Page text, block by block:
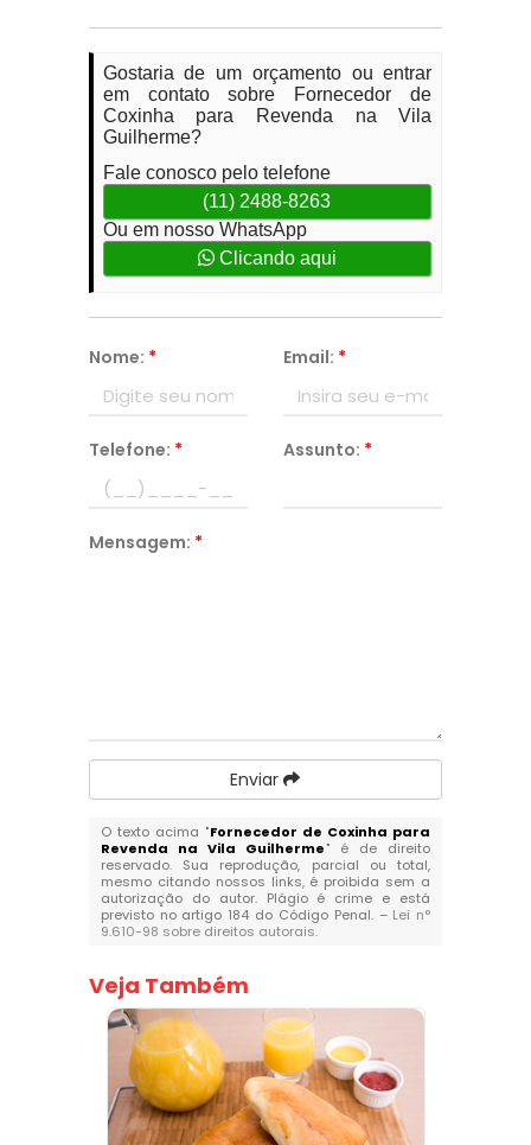
Gostaria de um orçamento ou entrar
em contato sobre Fornecedor de
Coxinha para Revenda na Vila
Guilherme?
Fale conosco pelo telefone
(11) 2488-8263
Ou em nosso WhatsApp
Clicando aqui
Nome: * Email: *
Telefone: * Assunto: *
Mensagem: *
Enviar
O texto acima "Fornecedor de Coxinha para
Revenda na Vila Guilherme" é de direito
reservado. Sua reprodução, parcial ou total,
mesmo citando nossos links, é proibida sem a
autorização do autor. Plágio é crime e está
previsto no artigo 184 do Código Penal. – Lei n°
9.610-98 sobre direitos autorais.
Veja Também